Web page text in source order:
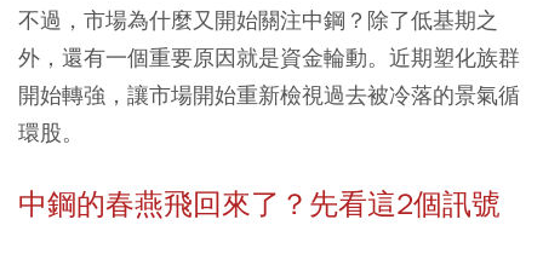
不過，市場為什麼又開始關注中鋼？除了低基期之
外，還有一個重要原因就是資金輪動。近期塑化族群
開始轉強，讓市場開始重新檢視過去被冷落的景氣循
環股。
中鋼的春燕飛回來了？先看這2個訊號